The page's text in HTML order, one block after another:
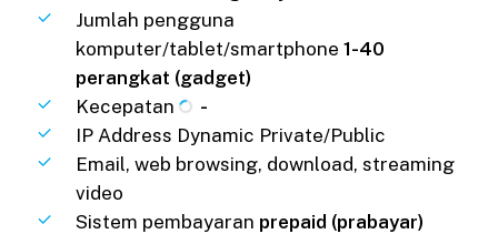
Jumlah pengguna
komputer/tablet/smartphone1-40
perangkat (gadget)
Kecepatan
-
IP Address Dynamic Private/Public
Email, web browsing, download, streaming
video
Sistem pembayaran prepaid (prabayar)